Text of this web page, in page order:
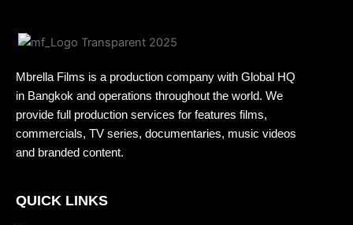
Mbrella Films is a production company with Global HQ
in Bangkok and operations throughout the world. We
provide full production services for features films,
commercials, TV series, documentaries, music videos
and branded content.
QUICK LINKS